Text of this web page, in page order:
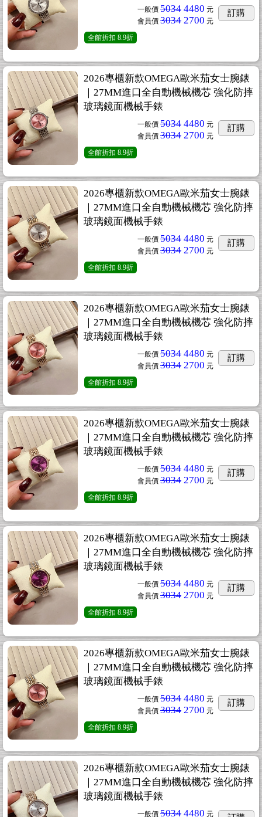
一般價 5034 4480 元
會員價 3034 2700 元
訂購
全館折扣 8.9折
2026專櫃新款OMEGA歐米茄女士腕錶
｜27MM進口全自動機械機芯 強化防摔
玻璃鏡面機械手錶
一般價 5034 4480 元
會員價 3034 2700 元
訂購
全館折扣 8.9折
2026專櫃新款OMEGA歐米茄女士腕錶
｜27MM進口全自動機械機芯 強化防摔
玻璃鏡面機械手錶
一般價 5034 4480 元
會員價 3034 2700 元
訂購
全館折扣 8.9折
2026專櫃新款OMEGA歐米茄女士腕錶
｜27MM進口全自動機械機芯 強化防摔
玻璃鏡面機械手錶
一般價 5034 4480 元
會員價 3034 2700 元
訂購
全館折扣 8.9折
2026專櫃新款OMEGA歐米茄女士腕錶
｜27MM進口全自動機械機芯 強化防摔
玻璃鏡面機械手錶
一般價 5034 4480 元
會員價 3034 2700 元
訂購
全館折扣 8.9折
2026專櫃新款OMEGA歐米茄女士腕錶
｜27MM進口全自動機械機芯 強化防摔
玻璃鏡面機械手錶
一般價 5034 4480 元
會員價 3034 2700 元
訂購
全館折扣 8.9折
2026專櫃新款OMEGA歐米茄女士腕錶
｜27MM進口全自動機械機芯 強化防摔
玻璃鏡面機械手錶
一般價 5034 4480 元
會員價 3034 2700 元
訂購
全館折扣 8.9折
2026專櫃新款OMEGA歐米茄女士腕錶
｜27MM進口全自動機械機芯 強化防摔
玻璃鏡面機械手錶
一般價 5034 4480 元